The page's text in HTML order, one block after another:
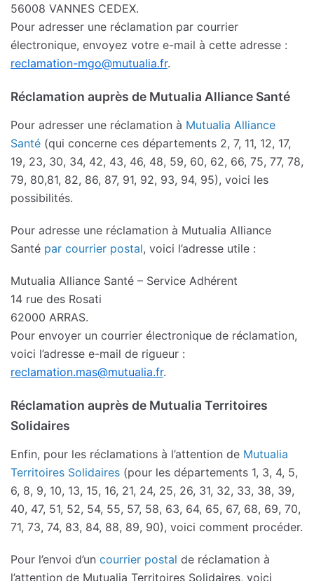
56008 VANNES CEDEX.
Pour adresser une réclamation par courrier
électronique, envoyez votre e-mail à cette adresse :
reclamation-mgo@mutualia.fr.
Réclamation auprès de Mutualia Alliance Santé
Pour adresser une réclamation à Mutualia Alliance
Santé (qui concerne ces départements 2, 7, 11, 12, 17,
19, 23, 30, 34, 42, 43, 46, 48, 59, 60, 62, 66, 75, 77, 78,
79, 80,81, 82, 86, 87, 91, 92, 93, 94, 95), voici les
possibilités.
Pour adresse une réclamation à Mutualia Alliance
Santé par courrier postal, voici l’adresse utile :
Mutualia Alliance Santé – Service Adhérent
14 rue des Rosati
62000 ARRAS.
Pour envoyer un courrier électronique de réclamation,
voici l’adresse e-mail de rigueur :
reclamation.mas@mutualia.fr.
Réclamation auprès de Mutualia Territoires
Solidaires
Enfin, pour les réclamations à l’attention de Mutualia
Territoires Solidaires (pour les départements 1, 3, 4, 5,
6, 8, 9, 10, 13, 15, 16, 21, 24, 25, 26, 31, 32, 33, 38, 39,
40, 47, 51, 52, 54, 55, 57, 58, 63, 64, 65, 67, 68, 69, 70,
71, 73, 74, 83, 84, 88, 89, 90), voici comment procéder.
Pour l’envoi d’un courrier postal de réclamation à
l’attention de Mutualia Territoires Solidaires, voici